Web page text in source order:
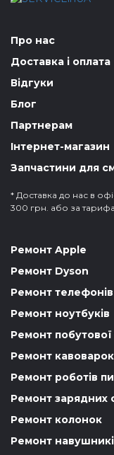
Про нас
Доставка і оплата
Відгуки
Блог
Партнерам
Інтернет-магазин
Запчастини для
* Доставка до нас в
300 грн. або за
Ремонт Apple
Ремонт Dyson
Ремонт телефонів
Ремонт ноутбуків
Ремонт побутової
Ремонт кавоварок
Ремонт роботів
Ремонт зарядних
Ремонт колонок
Ремонт